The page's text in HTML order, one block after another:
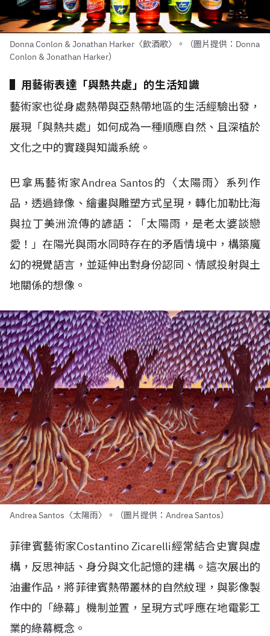
Donna Conlon & Jonathan Harker〈飲酒歌〉。（圖片提供：Donna
Conlon & Jonathan Harker）
▌用藝術表達「與熱共處」的生活知識
藝術家也從身處熱帶與亞熱帶地區的生活經驗出發，
展現「與熱共處」如何成為一種順應自然、且深植於
文化之中的實踐與知識系統。
巴拿馬藝術家Andrea Santos的〈太陽雨〉系列作
品，透過錄像、繪畫與雕塑方式呈現，轉化加勒比海
與拉丁美洲流傳的諺語：「太陽雨，是老太婆談戀
愛！」在陽光與雨水同時存在的矛盾情境中，構築魔
幻的視覺語言，並延伸出對身份認同、情感投射與土
地關係的想像。
Andrea Santos〈太陽雨〉。（圖片提供：Andrea Santos）
菲律賓藝術家Costantino Zicarelli經常結合史實與虛
構，反思神話、身分與文化記憶的建構。這次展出的
油畫作品，將菲律賓熱帶叢林的自然紋理，與影像製
作中的「綠幕」機制並置，呈現方式呼應在地電影工
業的綠幕概念。